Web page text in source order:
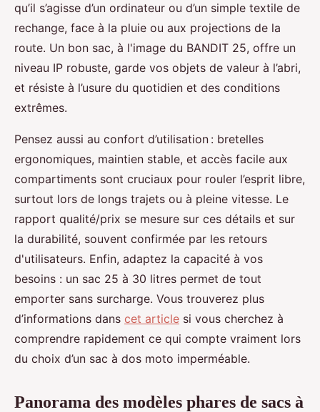
qu’il s’agisse d’un ordinateur ou d’un simple textile de
rechange, face à la pluie ou aux projections de la
route. Un bon sac, à l'image du BANDIT 25, offre un
niveau IP robuste, garde vos objets de valeur à l’abri,
et résiste à l’usure du quotidien et des conditions
extrêmes.
Pensez aussi au confort d’utilisation : bretelles
ergonomiques, maintien stable, et accès facile aux
compartiments sont cruciaux pour rouler l’esprit libre,
surtout lors de longs trajets ou à pleine vitesse. Le
rapport qualité/prix se mesure sur ces détails et sur
la durabilité, souvent confirmée par les retours
d'utilisateurs. Enfin, adaptez la capacité à vos
besoins : un sac 25 à 30 litres permet de tout
emporter sans surcharge. Vous trouverez plus
d’informations dans cet article si vous cherchez à
comprendre rapidement ce qui compte vraiment lors
du choix d’un sac à dos moto imperméable.
Panorama des modèles phares de sacs à